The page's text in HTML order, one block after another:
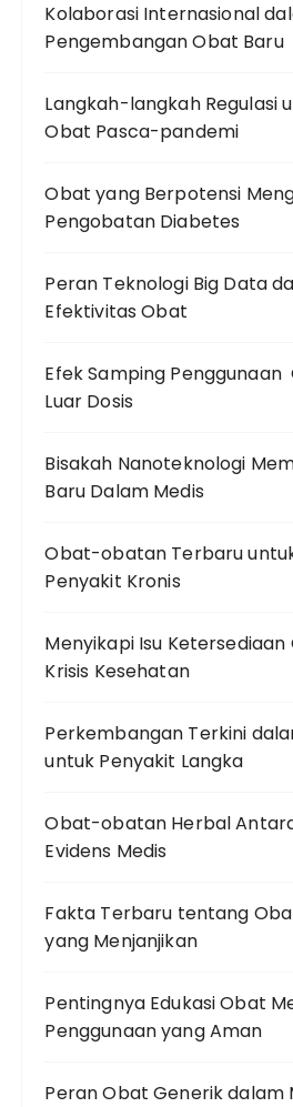
Kolaborasi Internasional
Pengembangan Obat Baru
Langkah-langkah Regulasi
Obat Pasca-pandemi
Obat yang Berpotensi
Pengobatan Diabetes
Peran Teknologi Big Data
Efektivitas Obat
Efek Samping
Luar Dosis
Bisakah Nanoteknologi
Baru Dalam Medis
Obat-obatan Terbaru
Penyakit Kronis
Menyikapi Isu
Krisis Kesehatan
Perkembangan Terkini
untuk Penyakit Langka
Obat-obatan Herbal
Evidens Medis
Fakta Terbaru tentang
yang Menjanjikan
Pentingnya Edukasi Obat
Penggunaan yang Aman
Peran Obat Generik dalam